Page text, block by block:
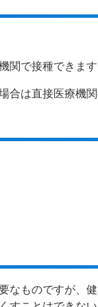
関で接種できます
は直接医療機
ものですが、